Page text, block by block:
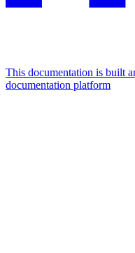
This documentation is built
documentation platform